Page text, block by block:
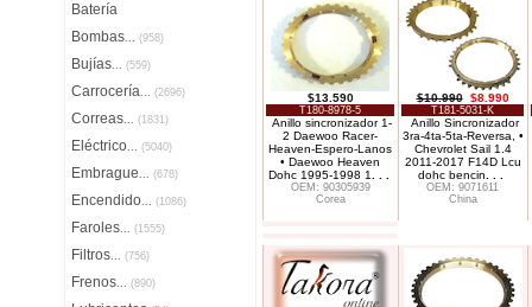
Batería
Bombas... (958)
Bujías... (559)
Carrocería... (2696)
Correas... (1831)
Eléctrico... (5040)
Embrague... (678)
Encendido... (1086)
Faroles... (1555)
Filtros... (756)
Frenos... (890)
$13.590
T180-8978-5
Anillo sincronizador 1-
2 Daewoo Racer-
Heaven-Espero-Lanos
• Daewoo Heaven
Dohc 1995-1998 1
OEM: 90305939
Corea
$10.990 $8.990
T181-5031-K
Anillo Sincronizador
3ra-4ta-5ta-Reversa, •
Chevrolet Sail 1.4
2011-2017 F14D Lcu
dohc bencin
OEM: 9071611
China